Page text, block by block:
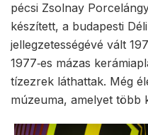
pécsi Zsolnay
készített, a budapesti
jellegzetességévé vált
1977‑es mázas
tízezrek láthattak. Még
múzeuma, amelyet több